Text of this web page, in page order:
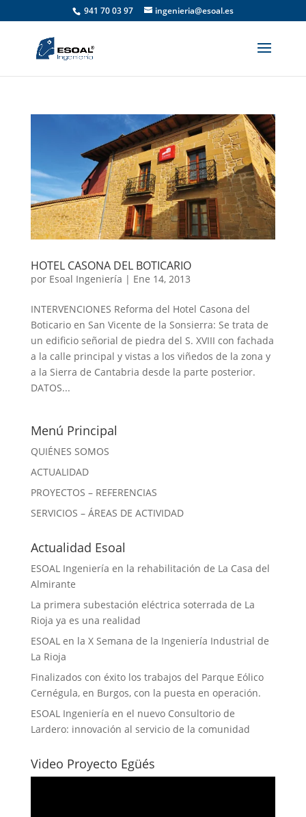
941 70 03 97 ingenieria@esoal.es
HOTEL CASONA DEL BOTICARIO
por Esoal Ingeniería | Ene 14, 2013
INTERVENCIONES Reforma del Hotel Casona del
Boticario en San Vicente de la Sonsierra: Se trata de
un edificio señorial de piedra del S. XVIII con fachada
a la calle principal y vistas a los viñedos de la zona y
a la Sierra de Cantabria desde la parte posterior.
DATOS...
Menú Principal
QUIÉNES SOMOS
ACTUALIDAD
PROYECTOS – REFERENCIAS
SERVICIOS – ÁREAS DE ACTIVIDAD
Actualidad Esoal
ESOAL Ingeniería en la rehabilitación de La Casa del
Almirante
La primera subestación eléctrica soterrada de La
Rioja ya es una realidad
ESOAL en la X Semana de la Ingeniería Industrial de
La Rioja
Finalizados con éxito los trabajos del Parque Eólico
Cernégula, en Burgos, con la puesta en operación.
ESOAL Ingeniería en el nuevo Consultorio de
Lardero: innovación al servicio de la comunidad
Video Proyecto Egüés